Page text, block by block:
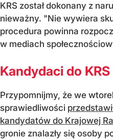
KRS został dokonany z
nieważny. "Nie wywiera
procedura powinna
w mediach
Kandydaci do KRS
Przypomnijmy, że we
sprawiedliwości
kandydatów do Krajowej
gronie znalazły się osoby